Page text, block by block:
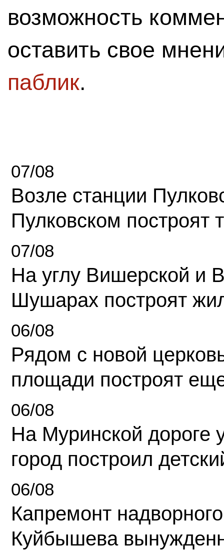
возможность
оставить свое
паблик.
07/08
Возле станции
Пулковском построят
07/08
На углу Вишерской и
Шушарах построят
06/08
Рядом с новой
площади построят
06/08
На Муринской дороге
город построил
06/08
Капремонт
Куйбышева